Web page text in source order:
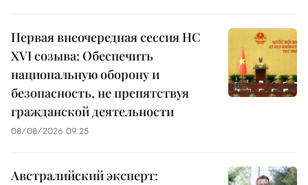
Первая внеочередная сессия НС
XVI созыва: Обеспечить
национальную оборону и
безопасность, не препятствуя
гражданской деятельности
08/08/2026 09:25
Австралийский эксперт: